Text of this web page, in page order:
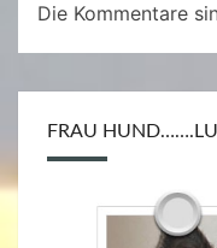
Die Kommentare
FRAU